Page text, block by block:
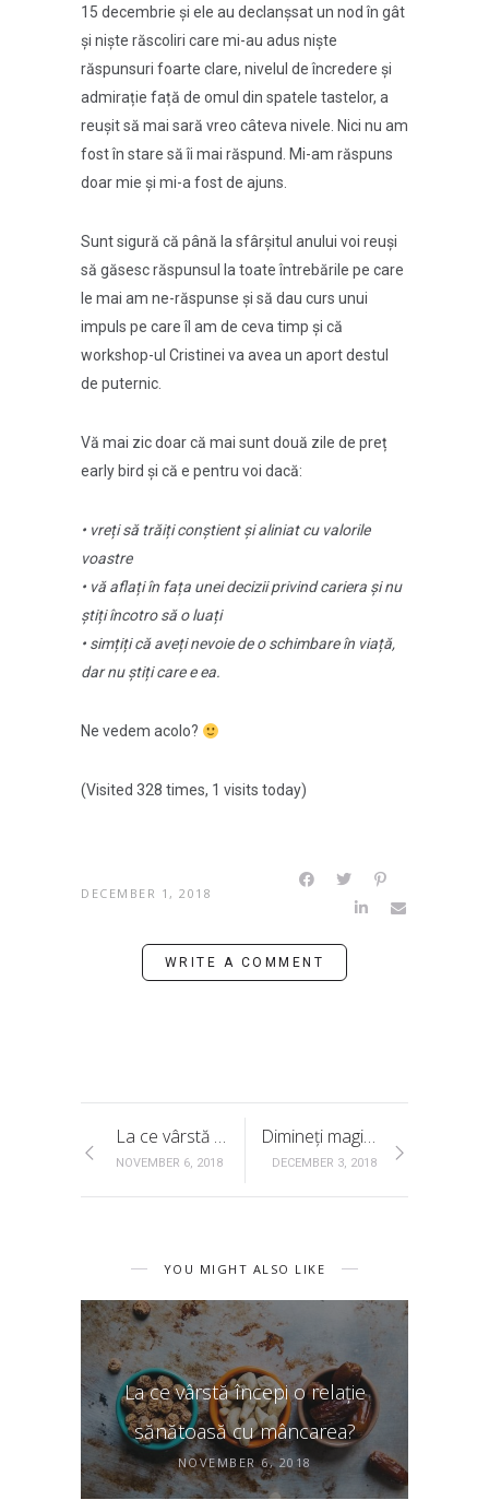
15 decembrie și ele au declanșsat un nod în gât
și niște răscoliri care mi-au adus niște
răspunsuri foarte clare, nivelul de încredere și
admirație față de omul din spatele tastelor, a
reușit să mai sară vreo câteva nivele. Nici nu am
fost în stare să îi mai răspund. Mi-am răspuns
doar mie și mi-a fost de ajuns.
Sunt sigură că până la sfârșitul anului voi reuși
să găsesc răspunsul la toate întrebările pe care
le mai am ne-răspunse și să dau curs unui
impuls pe care îl am de ceva timp și că
workshop-ul Cristinei va avea un aport destul
de puternic.
Vă mai zic doar că mai sunt două zile de preț
early bird și că e pentru voi dacă:
• vreți să trăiți conștient și aliniat cu valorile
voastre
• vă aflați în fața unei decizii privind cariera și nu
știți încotro să o luați
• simțiți că aveți nevoie de o schimbare în viață,
dar nu știți care e ea.
Ne vedem acolo?
(Visited 328 times, 1 visits today)
DECEMBER 1, 2018
WRITE A COMMENT
La ce vârstă începi o relație sănătoasă cu mâncarea?
NOVEMBER 6, 2018
Dimineți magice, târzii (P)*
DECEMBER 3, 2018
YOU MIGHT ALSO LIKE
La ce vârstă începi o relație
sănătoasă cu mâncarea?
NOVEMBER 6, 2018